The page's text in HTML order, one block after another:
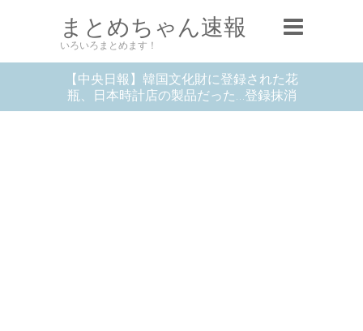
まとめちゃん速報
いろいろまとめます！
【中央日報】韓国文化財に登録された花
瓶、日本時計店の製品だった…登録抹消